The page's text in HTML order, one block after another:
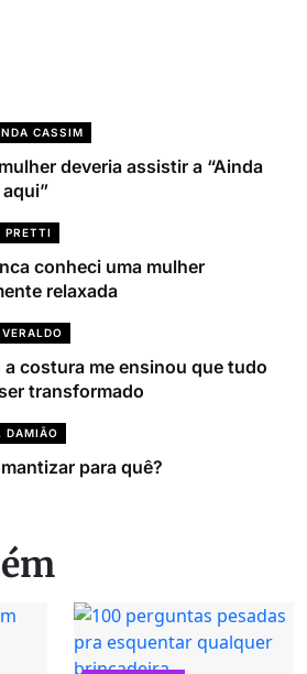
CASSIM
deveria assistir a “Ainda
PRETTI
conheci uma mulher
relaxada
a costura me ensinou que tudo
transformado
DAMIÃO
para quê?